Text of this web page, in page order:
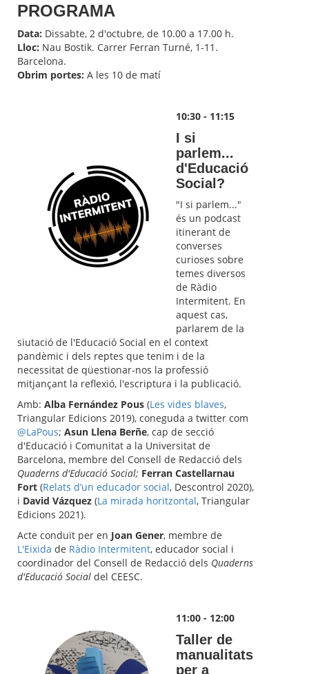
PROGRAMA
Data: Dissabte, 2 d'octubre, de 10.00 a 17.00 h.
Lloc: Nau Bostik. Carrer Ferran Turné, 1-11.
Barcelona.
Obrim portes: A les 10 de matí
10:30 - 11:15
I si
parlem...
d'Educació
Social?
"I si parlem..."
és un podcast
itinerant de
converses
curioses sobre
temes diversos
de Ràdio
Intermitent. En
aquest cas,
parlarem de la
siutació de l'Educació Social en el context
pandèmic i dels reptes que tenim i de la
necessitat de qüestionar-nos la professió
mitjançant la reflexió, l'escriptura i la publicació.
Amb: Alba Fernández Pous (Les vides blaves,
Triangular Edicions 2019), coneguda a twitter com
@LaPous; Asun Llena Berñe, cap de secció
d'Educació i Comunitat a la Universitat de
Barcelona, membre del Consell de Redacció dels
Quaderns d'Educació Social; Ferran Castellarnau
Fort (Relats d’un educador social, Descontrol 2020),
i David Vázquez (La mirada horitzontal, Triangular
Edicions 2021).
Acte conduït per en Joan Gener, membre de
L'Eixida de Ràdio Intermitent, educador social i
coordinador del Consell de Redacció dels Quaderns
d'Educació Social del CEESC.
11:00 - 12:00
Taller de
manualitats
per a